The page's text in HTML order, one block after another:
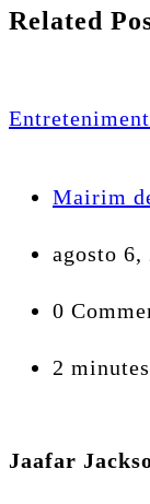
Related
Mairim
agosto 6,
0
2
Jaafar